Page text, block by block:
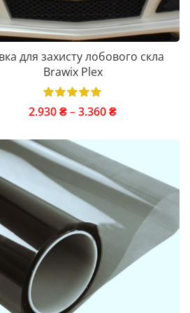
для захисту лобового скла
Brawix Plex
2.930₴–3.360₴